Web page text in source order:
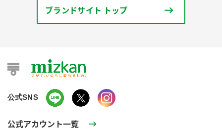
ブランドサイト トップ
公式SNS
公式アカウント一覧